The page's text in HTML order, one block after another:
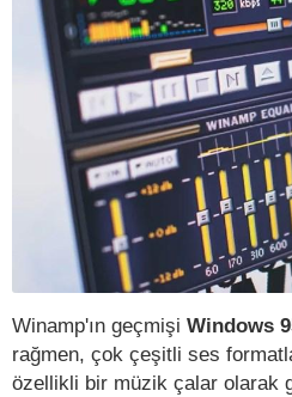
Winamp'ın geçmişi Windows
rağmen, çok çeşitli ses
özellikli bir müzik çalar olarak